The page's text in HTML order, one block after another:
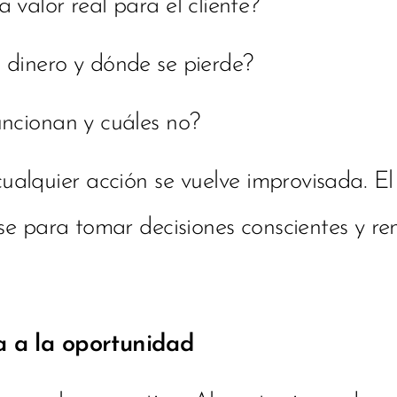
valor real para el cliente?
y dónde se pierde?
y cuáles no?
acción se vuelve improvisada.
para tomar decisiones conscientes y
a la oportunidad